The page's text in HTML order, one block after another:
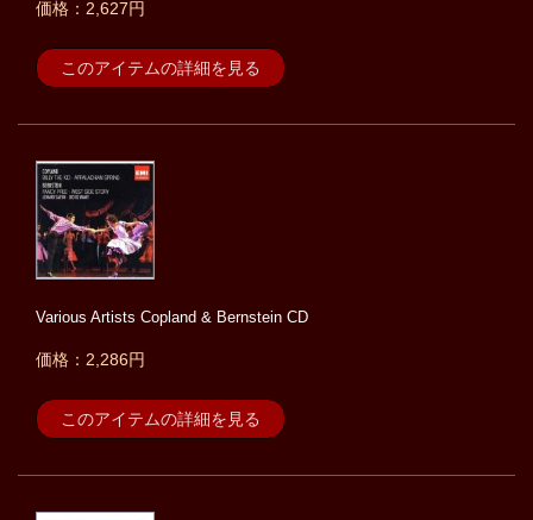
価格：2,627円
このアイテムの詳細を見る
Various Artists Copland & Bernstein CD
価格：2,286円
このアイテムの詳細を見る